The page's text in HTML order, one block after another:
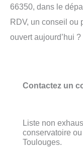
66350, dans le
RDV, un conseil ou
ouvert aujourd’hui ?
Contactez un
Liste non
conservatoire
Toulouges.